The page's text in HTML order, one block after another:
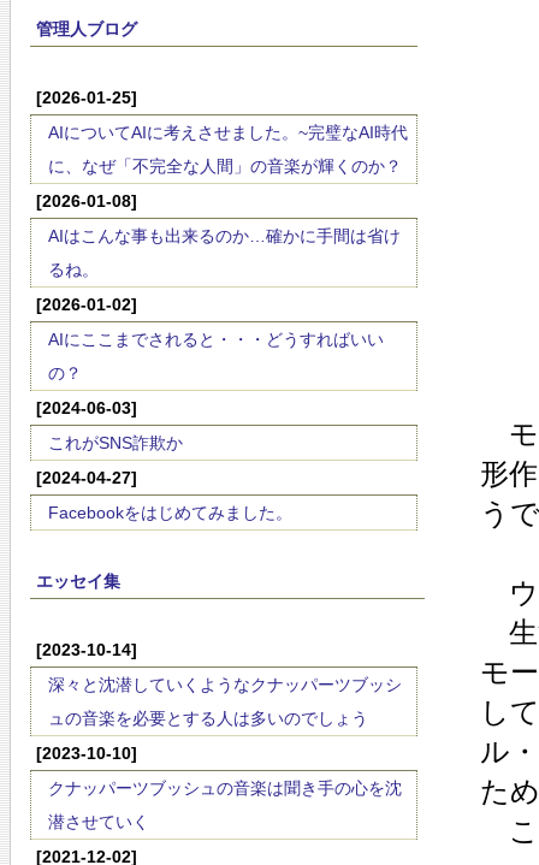
管理人ブログ
[2026-01-25]
AIについてAIに考えさせました。~完璧なAI時代
に、なぜ「不完全な人間」の音楽が輝くのか？
[2026-01-08]
AIはこんな事も出来るのか…確かに手間は省け
るね。
[2026-01-02]
AIにここまでされると・・・どうすればいい
の？
[2024-06-03]
これがSNS詐欺か
[2024-04-27]
Facebookをはじめてみました。
エッセイ集
[2023-10-14]
深々と沈潜していくようなクナッパーツブッシ
ュの音楽を必要とする人は多いのでしょう
[2023-10-10]
クナッパーツブッシュの音楽は聞き手の心を沈
潜させていく
[2021-12-02]
モ
形
う
ウ
生
モ
し
ル
た
こ